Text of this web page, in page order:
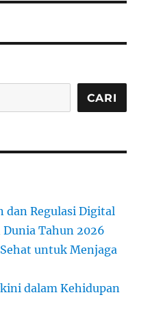
CARI
dan Regulasi Digital
Tahun 2026
untuk Menjaga
dalam Kehidupan